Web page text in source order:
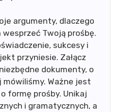
argumenty, dlaczego
Twoją prośbę.
sukcesy i
przyniesie. Załącz
dokumenty, o
Ważne jest
formę prośby. Unikaj
i gramatycznych, a